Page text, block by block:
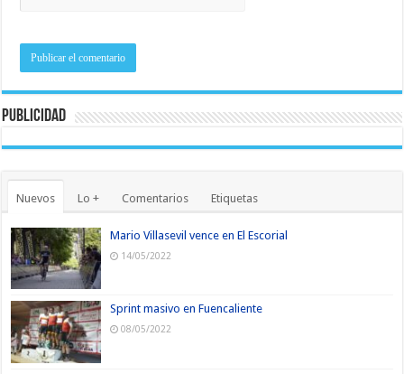
Publicidad
Nuevos Lo + Comentarios Etiquetas
Mario Villasevil vence en El Escorial
14/05/2022
Sprint masivo en Fuencaliente
08/05/2022